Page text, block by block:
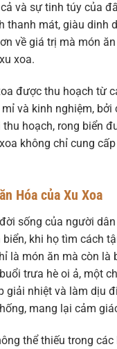
và sự tinh túy của
thanh mát, giàu dinh
về giá trị mà món
xoa.
được thu hoạch từ
và kinh nghiệm,
hoạch, rong biển
không chỉ cung
Hóa của Xu Xoa
sống của người
khi họ tìm cách
là món ăn mà còn là
trưa hè oi ả, một
giải nhiệt và làm dịu
mang lại cảm
thể thiếu trong